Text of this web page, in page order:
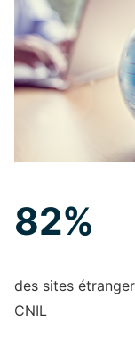
82%
des sites
CNIL